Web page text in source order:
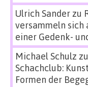
Ulrich Sanderzu
versammeln sich
einer Gedenk-
Michael Schulz zu
Schachclub:
Formen der